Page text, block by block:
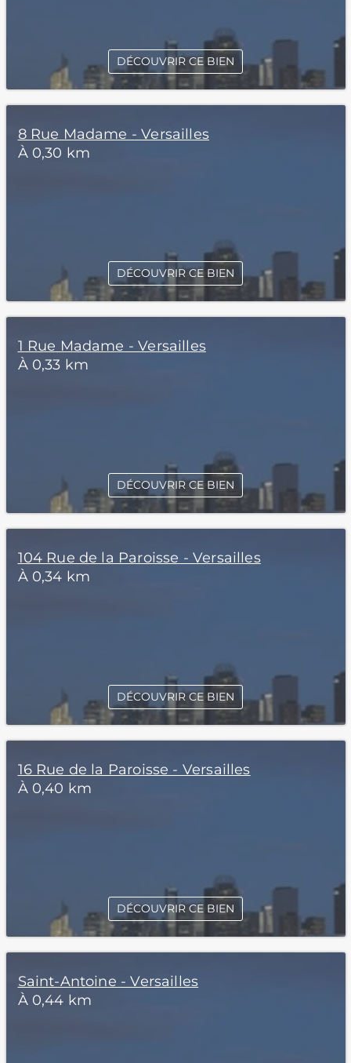
DÉCOUVRIR CE BIEN
8 Rue Madame - Versailles
À 0,30 km
DÉCOUVRIR CE BIEN
1 Rue Madame - Versailles
À 0,33 km
DÉCOUVRIR CE BIEN
104 Rue de la Paroisse - Versailles
À 0,34 km
DÉCOUVRIR CE BIEN
16 Rue de la Paroisse - Versailles
À 0,40 km
DÉCOUVRIR CE BIEN
Saint-Antoine - Versailles
À 0,44 km